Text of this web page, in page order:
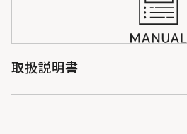
取扱説明書